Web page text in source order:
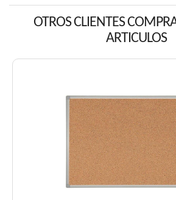
OTROS CLIENTES
ARTICULOS